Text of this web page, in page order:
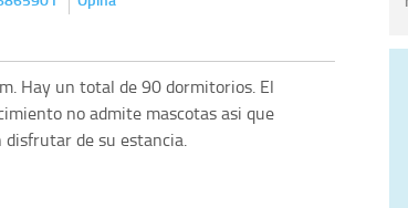
Hay un total de 90 dormitorios. El
no admite mascotas asi que
disfrutar de su estancia.